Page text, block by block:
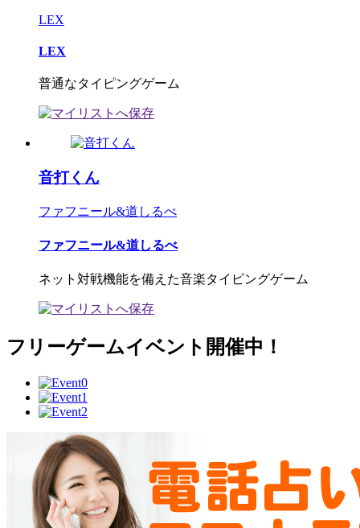
LEX
LEX
普通なタイピングゲーム
音打くん
ファフニール&道しるべ
ファフニール&道しるべ
ネット対戦機能を備えた音楽タイピングゲーム
フリーゲームイベント開催中！